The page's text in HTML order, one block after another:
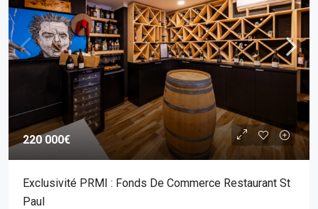
220 000€
Exclusivité PRMI : Fonds De Commerce Restaurant St
Paul